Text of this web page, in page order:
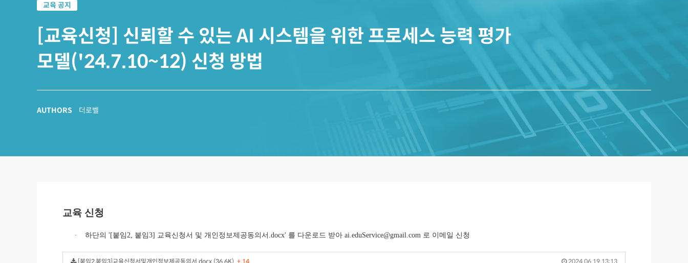
교육 공지
[교육신청] 신뢰할 수 있는 AI 시스템을 위한 프로세스 능력 평가
모델('24.7.10~12) 신청 방법
AUTHORS 더로벨
교육 신청
· 하단의 '[붙임2, 붙임3] 교육신청서 및 개인정보제공동의서.docx' 를 다운로드 받아 ai.eduService@gmail.com 로 이메일 신청
2024.06.19 13:13
[붙임2,붙임3]교육신청서및개인정보제공동의서.docx (36.6K) + 14